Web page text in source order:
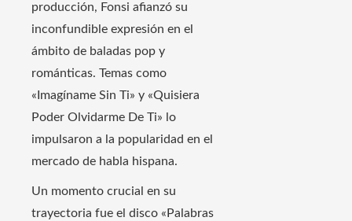
producción, Fonsi afianzó su
inconfundible expresión en el
ámbito de baladas pop y
románticas. Temas como
«Imagíname Sin Ti» y «Quisiera
Poder Olvidarme De Ti» lo
impulsaron a la popularidad en el
mercado de habla hispana.
Un momento crucial en su
trayectoria fue el disco «Palabras